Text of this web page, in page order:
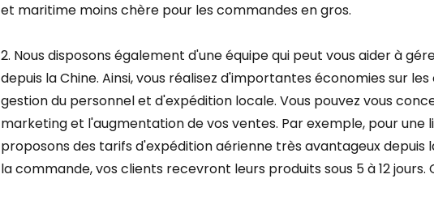
et maritime moins chère pour les commandes en gros.
2. Nous disposons également d'une équipe qui peut vous aider à
depuis la Chine. Ainsi, vous réalisez d'importantes économies sur
gestion du personnel et d'expédition locale. Vous pouvez vous
marketing et l'augmentation de vos ventes. Par exemple, pour une
proposons des tarifs d'expédition aérienne très avantageux depuis
la commande, vos clients recevront leurs produits sous 5 à 12